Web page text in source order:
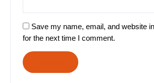
Save my name, email, and website
for the next time I comment.